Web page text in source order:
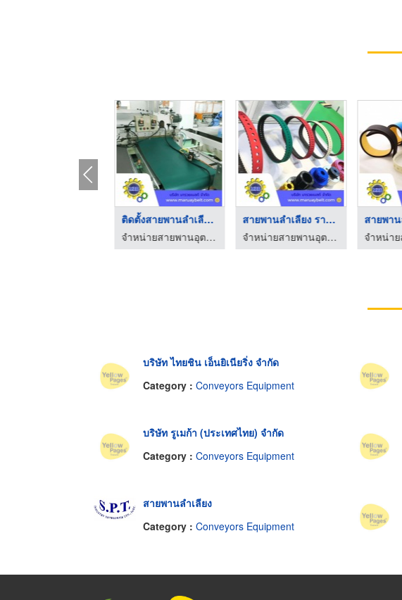
ติดตั้งสายพานลําเลีย ...
จำหน่ายสายพานอุตสาหกรรม - มารวยเบลท์
สายพานลำเลียง ราคาถู ...
จำหน่ายสายพานอุตสาหกรรม - มารวยเบลท์
บริษัท ไทยชิน เอ็นยิเนียริ่ง จำกัด
Category : Conveyors Equipment
บริษัท รูเมก้า (ประเทศไทย) จำกัด
Category : Conveyors Equipment
สายพานลำเลียง
Category : Conveyors Equipment